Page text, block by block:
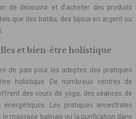
de découvrir et d’acheter des produits
que des batiks, des bijoux en argent ou
et bien-être holistique
de paix pour les adeptes des pratiques
holistique. De nombreux centres de
des cours de yoga, des séances de
Les pratiques ancestrales
le massage balinais ou la purification dans